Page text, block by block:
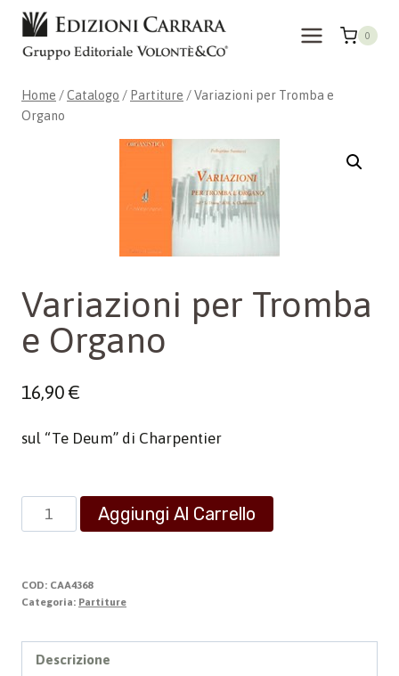
Salta
contenuto
0
Home /Catalogo / Partiture /Variazioni per Tromba e
Organo
Variazioni per Tromba
e Organo
16,90€
sul “Te Deum” di Charpentier
Variazioni
per
e
Organo
Aggiungi Al Carrello
COD: CAA4368
Categoria: Partiture
Descrizione